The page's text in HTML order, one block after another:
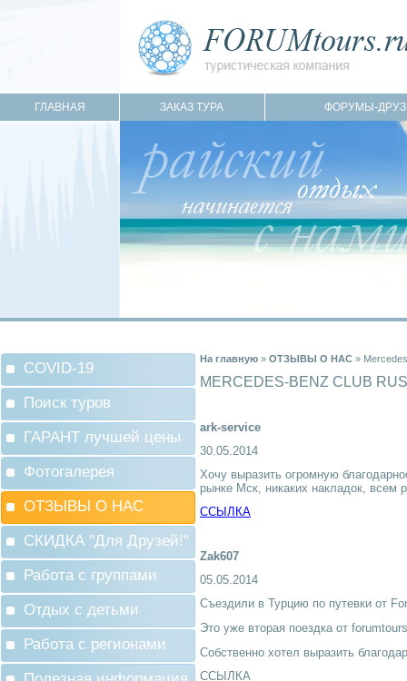
ГЛАВНАЯ ЗАКАЗ ТУРА ФОРУМЫ-
COVID-19
Поиск туров
ГАРАНТ лучшей цены
Фотогалерея
ОТЗЫВЫ О НАС
СКИДКА "Для Друзей!"
Работа с группами
Отдых с детьми
Работа с регионами
На главную » ОТЗЫВЫ О НАС »
MERCEDES-BENZ CLUB
ark-service
30.05.2014
Хочу выразить огромную
рынке Мск, никаких накладок, всем
ССЫЛКА
Zak607
05.05.2014
Съездили в Турцию по путевки от
Это уже вторая поездка от
Собственно хотел выразить
ССЫЛКА